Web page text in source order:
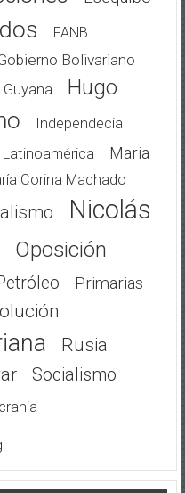
FANB
Bolivariano
Guyana
Hugo
Independecia
Latinoamérica
Maria
Corina Machado
Nicolás
Oposición
Primarias
Rusia
Socialismo